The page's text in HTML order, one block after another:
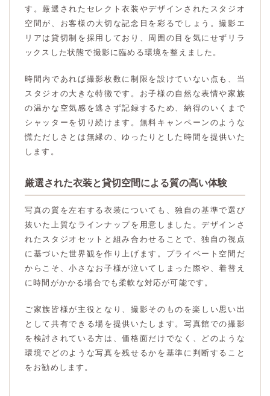
す。厳選されたセレクト衣装やデザインされたスタジオ
空間が、お客様の大切な記念日を彩るでしょう。撮影エ
リアは貸切制を採用しており、周囲の目を気にせずリラ
ックスした状態で撮影に臨める環境を整えました。
時間内であれば撮影枚数に制限を設けていない点も、当
スタジオの大きな特徴です。お子様の自然な表情や家族
の温かな空気感を逃さず記録するため、納得のいくまで
シャッターを切り続けます。無料キャンペーンのような
慌ただしさとは無縁の、ゆったりとした時間を提供いた
します。
厳選された衣装と貸切空間による質の高い体験
写真の質を左右する衣装についても、独自の基準で選び
抜いた上質なラインナップを用意しました。デザインさ
れたスタジオセットと組み合わせることで、独自の視点
に基づいた世界観を作り上げます。プライベート空間だ
からこそ、小さなお子様が泣いてしまった際や、着替え
に時間がかかる場合でも柔軟な対応が可能です。
ご家族皆様が主役となり、撮影そのものを楽しい思い出
として共有できる場を提供いたします。写真館での撮影
を検討されている方は、価格面だけでなく、どのような
環境でどのような写真を残せるかを基準に判断すること
をお勧めします。